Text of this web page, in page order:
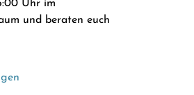
Uhr im
und beraten euch